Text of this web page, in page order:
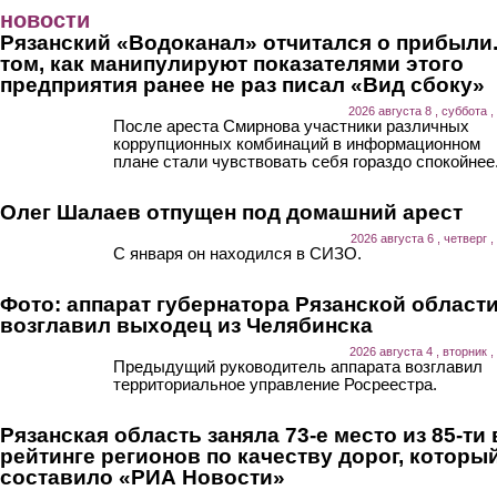
новости
Рязанский «Водоканал» отчитался о
том, как манипулируют показателями этого
предприятия ранее не раз писал «Вид сбоку»
2026 августа 8 , суббота ,
После ареста Смирнова участники различных
коррупционных комбинаций в информационном
плане стали чувствовать себя гораздо
Олег Шалаев отпущен под домашний арест
2026 августа 6 , четверг
С января он находился в СИЗО.
Фото: аппарат губернатора Рязанской
возглавил выходец из Челябинска
2026 августа 4 , вторник
Предыдущий руководитель аппарата возглавил
территориальное управление Росреестра.
Рязанская область заняла 73-е место из 85-ти
рейтинге регионов по качеству дорог,
составило «РИА Новости»